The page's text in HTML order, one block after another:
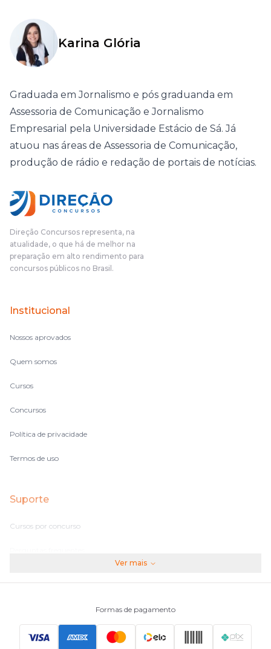
Karina Glória
Graduada em Jornalismo e pós graduanda em
Assessoria de Comunicação e Jornalismo
Empresarial pela Universidade Estácio de Sá. Já
atuou nas áreas de Assessoria de Comunicação,
produção de rádio e redação de portais de notícias.
Direção Concursos representa, na
atualidade, o que há de melhor na
preparação em alto rendimento para
concursos públicos no Brasil.
Institucional
Nossos aprovados
Quem somos
Cursos
Concursos
Política de privacidade
Termos de uso
Suporte
Cursos por concurso
Principais Concursos
Ver mais
Formas de pagamento